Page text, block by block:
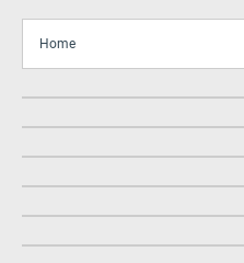
Home